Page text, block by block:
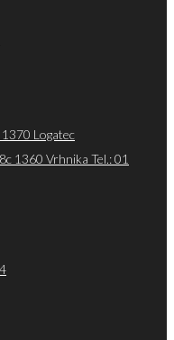
Logatec
1360 Vrhnika Tel.: 01